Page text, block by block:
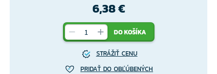
6,38 €
DO KOŠÍKA
STRÁŽIŤ CENU
PRIDAŤ DO OBĽÚBENÝCH